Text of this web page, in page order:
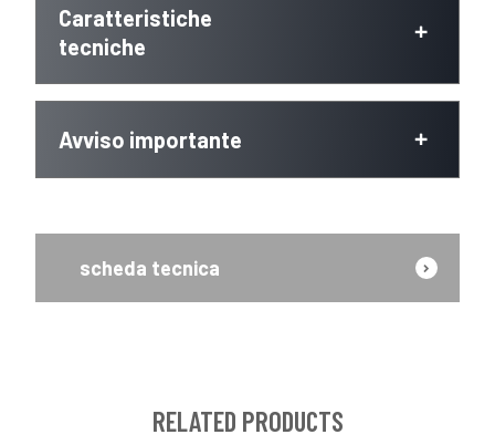
Caratteristiche
tecniche
Avviso importante
scheda tecnica
RELATED PRODUCTS